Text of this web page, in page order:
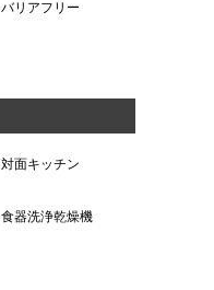
バリアフリー
対面キッチン
食器洗浄乾燥機